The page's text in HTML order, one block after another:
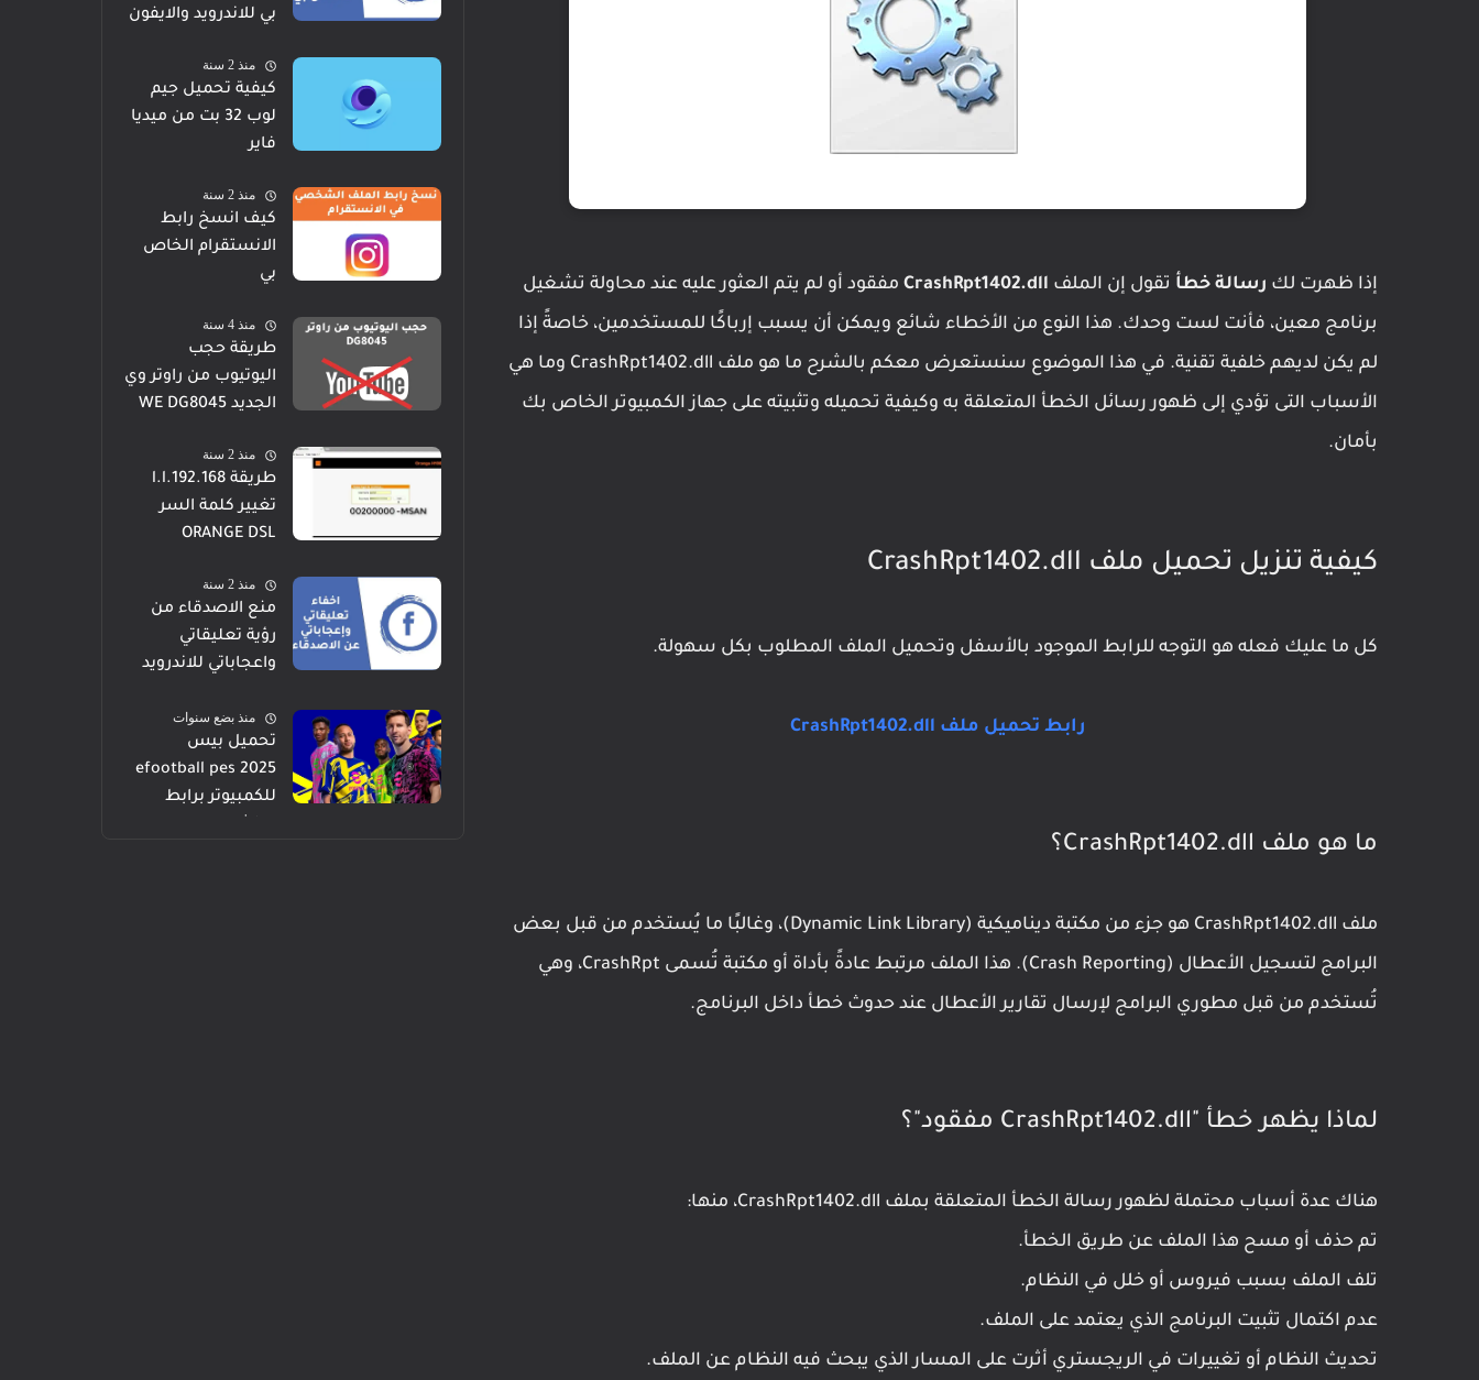
إذا ظهرت لك رسالة خطأ تقول إن الملف CrashRpt1402.dll مفقود أو لم يتم العثور عليه عند محاولة تشغيل
برنامج معين، فأنت لست وحدك. هذا النوع من الأخطاء شائع ويمكن أن يسبب إرباكًا للمستخدمين، خاصةً إذا
لم يكن لديهم خلفية تقنية. في هذا الموضوع سنستعرض معكم بالشرح ما هو ملف CrashRpt1402.dll وما هي
الأسباب التى تؤدي إلى ظهور رسائل الخطأ المتعلقة به وكيفية تحميله وتثبيته على جهاز الكمبيوتر الخاص بك
بأمان.
كيفية تنزيل تحميل ملف CrashRpt1402.dll
كل ما عليك فعله هو التوجه للرابط الموجود بالأسفل وتحميل الملف المطلوب بكل سهولة.
رابط تحميل ملف CrashRpt1402.dll
ما هو ملف CrashRpt1402.dll؟
ملف CrashRpt1402.dll هو جزء من مكتبة ديناميكية (Dynamic Link Library)، وغالبًا ما يُستخدم من قبل بعض
البرامج لتسجيل الأعطال (Crash Reporting). هذا الملف مرتبط عادةً بأداة أو مكتبة تُسمى CrashRpt، وهي
تُستخدم من قبل مطوري البرامج لإرسال تقارير الأعطال عند حدوث خطأ داخل البرنامج.
لماذا يظهر خطأ "CrashRpt1402.dll مفقود"؟
هناك عدة أسباب محتملة لظهور رسالة الخطأ المتعلقة بملف CrashRpt1402.dll، منها:
تم حذف أو مسح هذا الملف عن طريق الخطأ.
تلف الملف بسبب فيروس أو خلل في النظام.
عدم اكتمال تثبيت البرنامج الذي يعتمد على الملف.
تحديث النظام أو تغييرات في الريجستري أثرت على المسار الذي يبحث فيه النظام عن الملف.
بي للاندرويد والايفون
منذ 2 سنة
كيفية تحميل جيم
لوب 32 بت من ميديا
فاير
منذ 2 سنة
كيف انسخ رابط
الانستقرام الخاص
بي
منذ 4 سنة
طريقة حجب
اليوتيوب من راوتر وي
الجديد WE DG8045
منذ 2 سنة
طريقة 192.168.l.l
تغيير كلمة السر
ORANGE DSL
منذ 2 سنة
منع الاصدقاء من
رؤية تعليقاتي
واعجاباتي للاندرويد
منذ بضع سنوات
تحميل بيس
efootball pes 2025
للكمبيوتر برابط